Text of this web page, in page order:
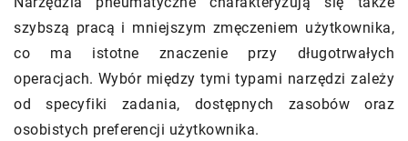
szybszą pracą i mniejszym zmęczeniem użytkownika,
co ma istotne znaczenie przy długotrwałych
operacjach. Wybór między tymi typami narzędzi zależy
od specyfiki zadania, dostępnych zasobów oraz
osobistych preferencji użytkownika.